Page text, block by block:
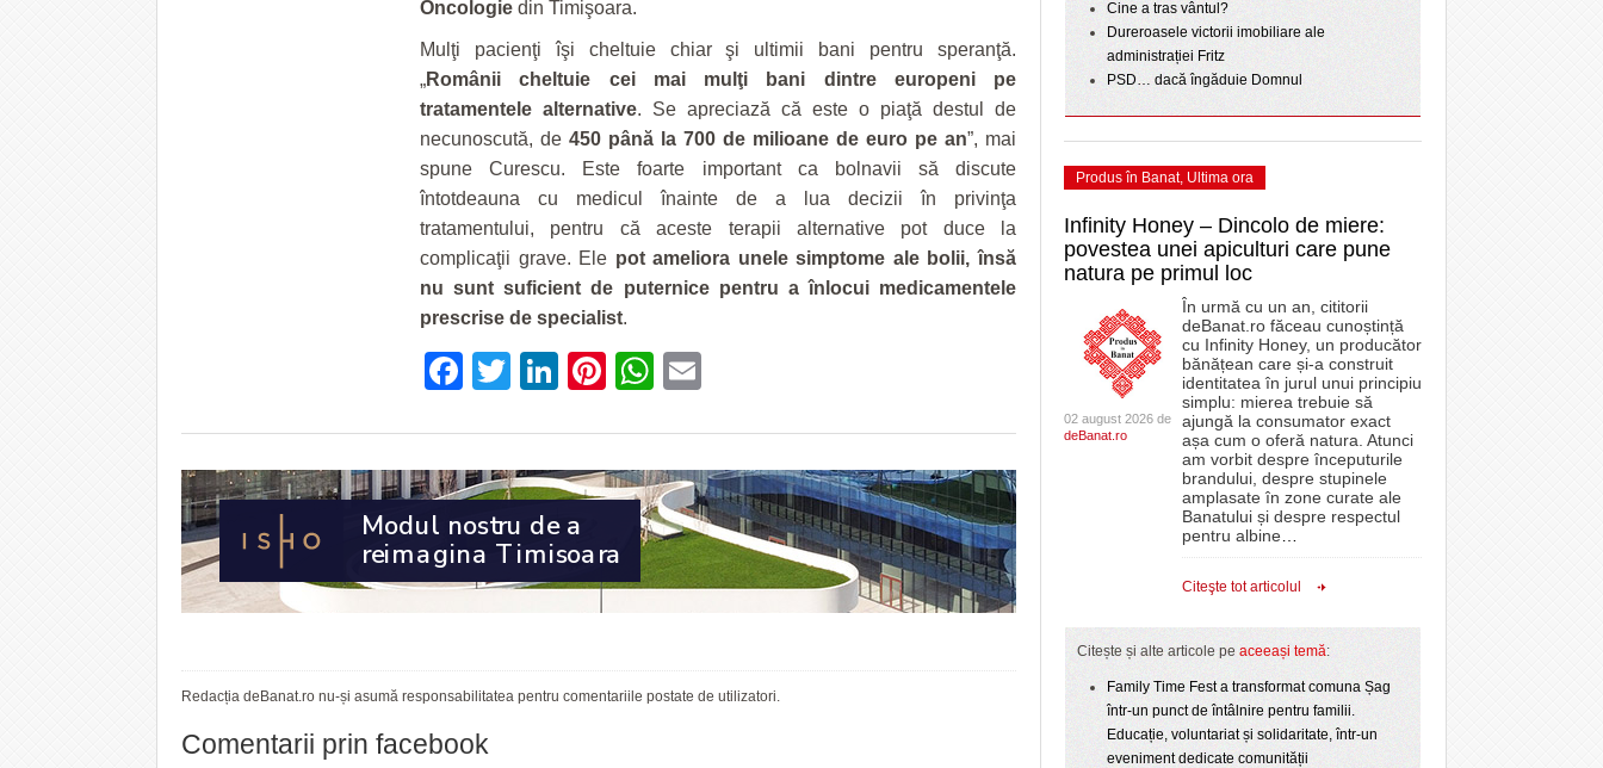
Oncologie din Timişoara.
Mulţi pacienţi îşi cheltuie chiar şi ultimii bani pentru speranţă.
„Românii cheltuie cei mai mulţi bani dintre europeni pe
tratamentele alternative. Se apreciază că este o piaţă destul de
necunoscută, de 450 până la 700 de milioane de euro pe an”, mai
spune Curescu. Este foarte important ca bolnavii să discute
întotdeauna cu medicul înainte de a lua decizii în privinţa
tratamentului, pentru că aceste terapii alternative pot duce la
complicaţii grave. Ele pot ameliora unele simptome ale bolii, însă
nu sunt suficient de puternice pentru a înlocui medicamentele
prescrise de specialist.
Facebook
Twitter
LinkedIn
Pinterest
WhatsApp
Redacția deBanat.ro nu-și asumă responsabilitatea pentru comentariile postate de utilizatori.
Comentarii prin facebook
Cine a tras vântul?
Dureroasele victorii imobiliare ale
administrației Fritz
PSD… dacă îngăduie Domnul
Produs în Banat, Ultima ora
Infinity Honey – Dincolo de miere:
povestea unei apiculturi care pune
natura pe primul loc
02 august 2026 de
deBanat.ro
În urmă cu un an, cititorii
deBanat.ro făceau cunoștință
cu Infinity Honey, un producător
bănățean care și-a construit
identitatea în jurul unui principiu
simplu: mierea trebuie să
ajungă la consumator exact
așa cum o oferă natura. Atunci
am vorbit despre începuturile
brandului, despre stupinele
amplasate în zone curate ale
Banatului și despre respectul
pentru albine
Citeşte tot articolul
Citește și alte articole pe aceeași temă:
Family Time Fest a transformat comuna Șag
într-un punct de întâlnire pentru familii.
Educație, voluntariat și solidaritate, într-un
eveniment dedicate comunității